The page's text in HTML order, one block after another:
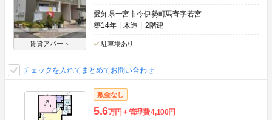
賃貸アパート
愛知県一宮市今伊勢町馬寄字若宮
築14年
木造 2階建
駐車場あり
チェックを入れてまとめてお問い合わせ
敷金なし
5.6万円 管理費4,100円